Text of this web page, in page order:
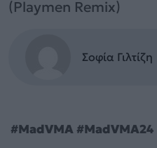
(Playmen Remix)
Σοφία Γιλτίζη
#MadVMA #MadVMA24